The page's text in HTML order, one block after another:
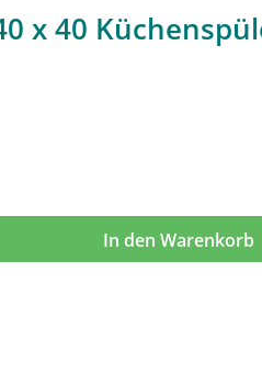
x 40
In den Warenkorb